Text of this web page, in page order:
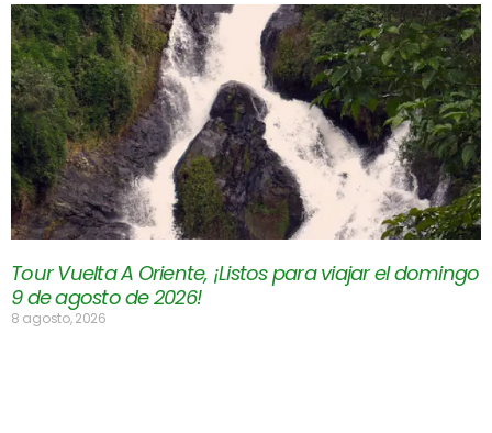
Tour Vuelta A Oriente, ¡Listos para viajar el domingo
9 de agosto de 2026!
8 agosto, 2026